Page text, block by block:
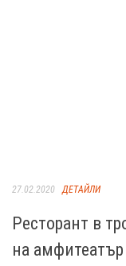
27.02.2020 ДЕТАЙЛИ
Ресторант в
на